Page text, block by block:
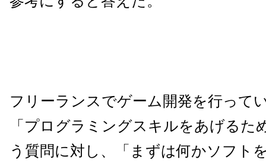
フリーランスでゲーム開発を行って
「プログラミングスキルをあげるた
う質問に対し、「まずは何かソフト